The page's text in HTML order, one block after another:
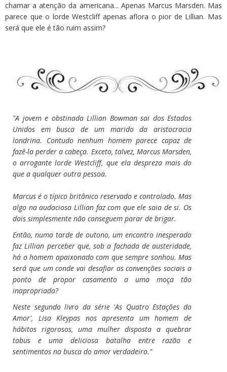
chamar a atenção da americana... Apenas Marcus Marsden. Mas
parece que o lorde Westcliff apenas aflora o pior de Lillian. Mas
será que ele é tão ruim assim?
"A jovem e obstinada Lillian Bowman sai dos Estados
Unidos em busca de um marido da aristocracia
londrina. Contudo nenhum homem parece capaz de
fazê-la perder a cabeça. Exceto, talvez, Marcus Marsden,
o arrogante lorde Westcliff, que ela despreza mais do
que a qualquer outra pessoa.
Marcus é o típico britânico reservado e controlado. Mas
algo na audaciosa Lillian faz com que ele saia de si. Os
dois simplesmente não conseguem parar de brigar.
Então, numa tarde de outono, um encontro inesperado
faz Lillian perceber que, sob a fachada de austeridade,
há o homem apaixonado com que sempre sonhou. Mas
será que um conde vai desafiar as convenções sociais a
ponto de propor casamento a uma moça tão
inapropriada?
Neste segundo livro da série 'As Quatro Estações do
Amor', Lisa Kleypas nos apresenta um homem de
hábitos rigorosos, uma mulher disposta a quebrar
tabus e uma deliciosa batalha entre razão e
sentimentos na busca do amor verdadeiro."